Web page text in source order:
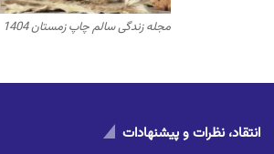
مجله زندگی سالم چاپ زمستان 1404
انتقاد، نظرات و پیشنهادات